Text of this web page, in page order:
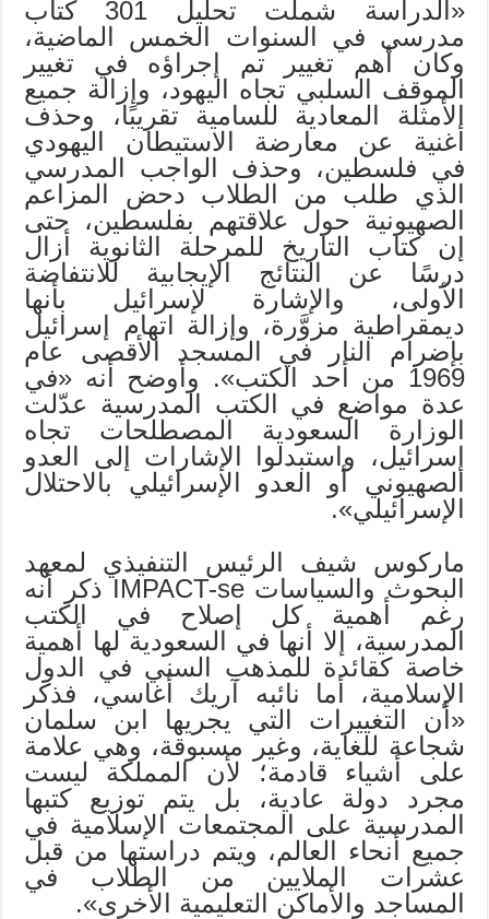
«الدراسة شملت تحليل 301 كتاب
مدرسي في السنوات الخمس الماضية،
وكان أهم تغيير تم إجراؤه في تغيير
الموقف السلبي تجاه اليهود، وإزالة جميع
الأمثلة المعادية ‏للسامية تقريبًا، وحذف
أغنية عن معارضة الاستيطان اليهودي
في فلسطين، وحذف الواجب المدرسي
الذي طلب ‏من الطلاب دحض المزاعم
الصهيونية حول علاقتهم بفلسطين، حتى
إن كتاب التاريخ للمرحلة الثانوية أزال
درسًا ‏عن النتائج الإيجابية للانتفاضة
الأولى، والإشارة لإسرائيل بأنها
ديمقراطية مزوَّرة، وإزالة اتهام إسرائيل
بإضرام ‏النار في المسجد الأقصى عام
1969 من أحد الكتب».‏ وأوضح أنه «في
عدة مواضع في الكتب المدرسية عدّلت
الوزارة السعودية المصطلحات تجاه
إسرائيل، ‏واستبدلوا الإشارات إلى العدو
الصهيوني أو العدو الإسرائيلي بالاحتلال
الإسرائيلي».
ماركوس شيف الرئيس التنفيذي لمعهد
البحوث والسياسات ‏IMPACT-se‏ ذكر أنه
رغم أهمية كل ‏إصلاح في الكتب
المدرسية، إلا أنها في السعودية لها أهمية
خاصة كقائدة للمذهب السني في الدول
الإسلامية، ‏أما نائبه آريك أغاسي، فذكر
«أن التغييرات التي يجريها ابن سلمان
شجاعة للغاية، وغير مسبوقة، وهي علامة
على ‏أشياء قادمة؛ لأن المملكة ليست
مجرد دولة عادية، بل يتم توزيع كتبها
المدرسية على المجتمعات الإسلامية في
‏جميع أنحاء العالم، ويتم دراستها من قبل
عشرات الملايين من الطلاب في
المساجد والأماكن التعليمية الأخرى».‏